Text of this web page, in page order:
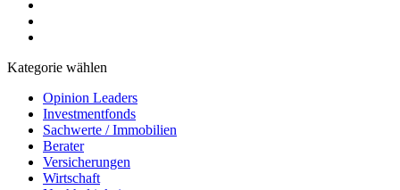
Kategorie wählen
Opinion Leaders
Investmentfonds
Sachwerte / Immobilien
Berater
Versicherungen
Wirtschaft